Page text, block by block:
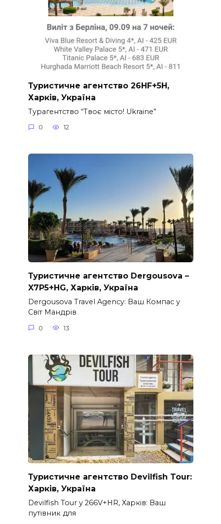
Туристичне агентство 26HF+5H,
Харків, Україна
Турагентство “Твоє місто! Ukraine”
0 12
Туристичне агентство Dergousova –
X7P5+HG, Харків, Україна
Dergousova Travel Agency: Ваш Компас у
Світ Мандрів
0 13
Туристичне агентство Devilfish Tour:
Харків, Україна
Devilfish Tour у 266V+HR, Харків: Ваш
путівник для